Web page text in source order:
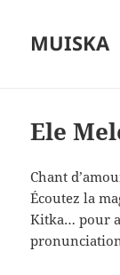
MUISKA
Ele
Chant
Écoutez la
Kitka… pour